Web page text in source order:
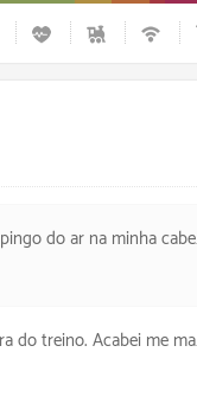
cabeça que tá constante).
tirando a feira do carro.